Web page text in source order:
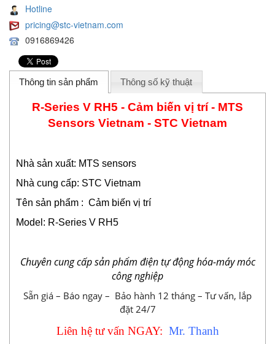
Hotline
pricing@stc-vietnam.com
0916869426
Thông tin sản phẩm Thông số kỹ thuật
R-Series V RH5 - Cảm biến vị trí - MTS
Sensors Vietnam - STC Vietnam
Nhà sản xuất: MTS sensors
Nhà cung cấp: STC Vietnam
Tên sản phẩm : Cảm biến vị trí
Model: R-Series V RH5
Chuyên cung cấp sản phẩm điện tự động hóa-máy móc
công nghiệp
Sẵn giá – Báo ngay – Bảo hành 12 tháng – Tư vấn, lắp
đặt 24/7
Liên hệ tư vấn NGAY: Mr. Thanh